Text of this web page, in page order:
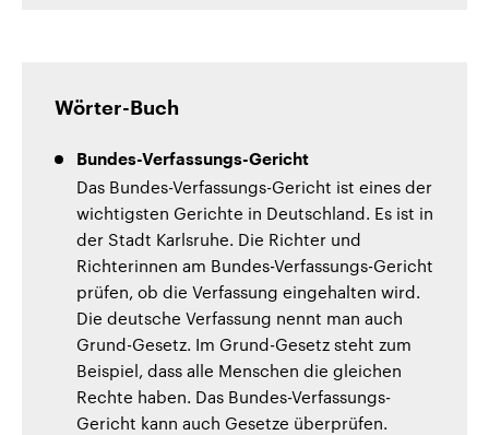
Wörter-Buch
Bundes-Verfassungs-Gericht
Das Bundes-Verfassungs-Gericht ist eines der
wichtigsten Gerichte in Deutschland. Es ist in
der Stadt Karlsruhe. Die Richter und
Richterinnen am Bundes-Verfassungs-Gericht
prüfen, ob die Verfassung eingehalten wird.
Die deutsche Verfassung nennt man auch
Grund-Gesetz. Im Grund-Gesetz steht zum
Beispiel, dass alle Menschen die gleichen
Rechte haben. Das Bundes-Verfassungs-
Gericht kann auch Gesetze überprüfen.